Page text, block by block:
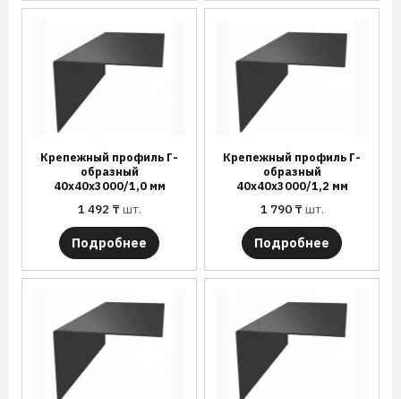
Крепежный профиль Г-
образный
40х40х3000/1,0 мм
1 492 ₸шт.
Подробнее
Крепежный профиль Г-
образный
40х40х3000/1,2 мм
1 790 ₸шт.
Подробнее